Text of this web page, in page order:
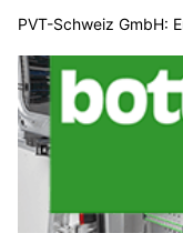
PVT-Schweiz GmbH: